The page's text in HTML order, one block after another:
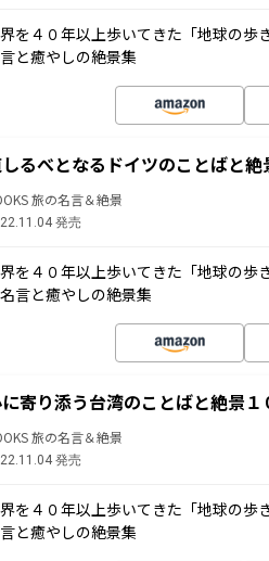
を４０年以上歩いてきた「地球の歩
と癒やしの絶景集
るべとなるドイツのことばと絶
旅の名言＆絶景
発売
を４０年以上歩いてきた「地球の歩
言と癒やしの絶景集
寄り添う台湾のことばと絶景１
旅の名言＆絶景
発売
を４０年以上歩いてきた「地球の歩
と癒やしの絶景集